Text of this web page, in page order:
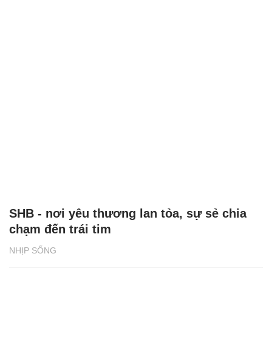
NHỊP SỐNG
SHB - nơi yêu thương lan tỏa, sự sẻ chia
chạm đến trái tim